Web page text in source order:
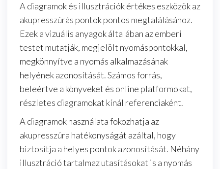
A diagramok és illusztrációk értékes eszközök az
akupresszúrás pontok pontos megtalálásához.
Ezek a vizuális anyagok általában az emberi
testet mutatják, megjelölt nyomáspontokkal,
megkönnyítve a nyomás alkalmazásának
helyének azonosítását. Számos forrás,
beleértve a könyveket és online platformokat,
részletes diagramokat kínál referenciaként.
A diagramok használata fokozhatja az
akupresszúra hatékonyságát azáltal, hogy
biztosítja a helyes pontok azonosítását. Néhány
illusztráció tartalmaz utasításokat is a nyomás